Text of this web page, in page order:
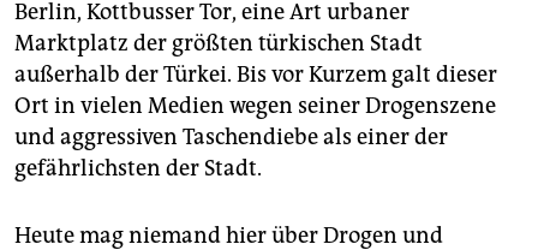
abo
genossenschaft
epaper login
Berlin, Kottbusser Tor, eine Art urbaner
Marktplatz der größten türkischen Stadt
außerhalb der Türkei. Bis vor Kurzem galt dieser
Ort in vielen Medien wegen seiner Drogenszene
und aggressiven Taschendiebe als einer der
gefährlichsten der Stadt.
Heute mag niemand hier über Drogen und